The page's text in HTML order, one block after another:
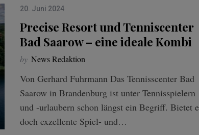
20. Juni 2024
Precise Resort und Tenniscenter
Bad Saarow – eine ideale Kombi
by News Redaktion
Von Gerhard Fuhrmann Das Tennisscenter Bad
Saarow in Brandenburg ist unter Tennisspielern
und -urlaubern schon längst ein Begriff. Bietet
doch exzellente Spiel- und…